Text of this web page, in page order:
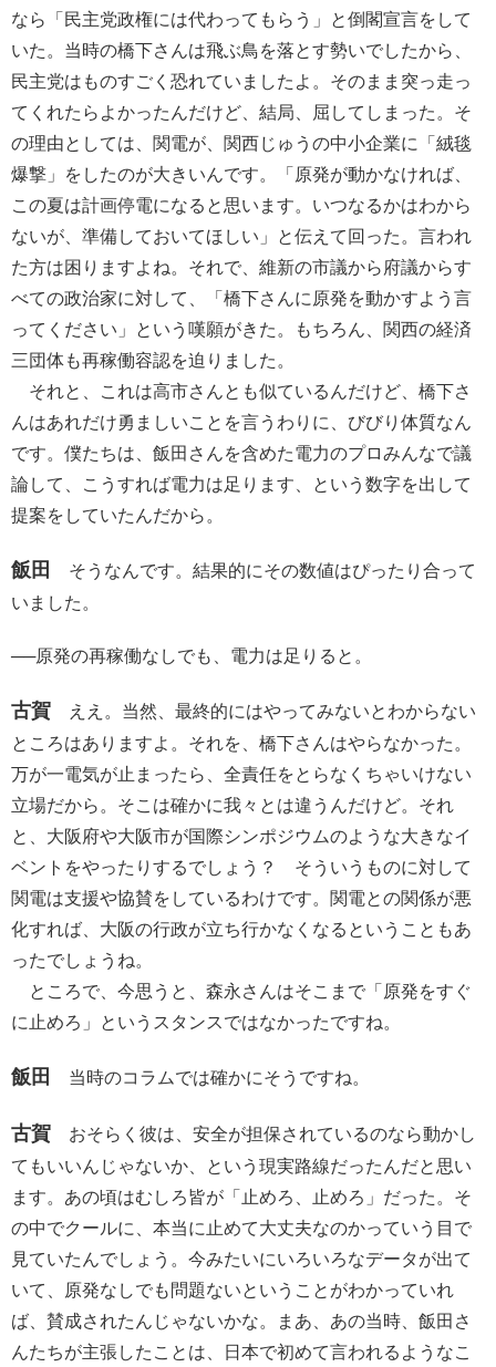
なら「民主党政権には代わってもらう」と倒閣宣言をして
いた。当時の橋下さんは飛ぶ鳥を落とす勢いでしたから、
民主党はものすごく恐れていましたよ。そのまま突っ走っ
てくれたらよかったんだけど、結局、屈してしまった。そ
の理由としては、関電が、関西じゅうの中小企業に「絨毯
爆撃」をしたのが大きいんです。「原発が動かなければ、
この夏は計画停電になると思います。いつなるかはわから
ないが、準備しておいてほしい」と伝えて回った。言われ
た方は困りますよね。それで、維新の市議から府議からす
べての政治家に対して、「橋下さんに原発を動かすよう言
ってください」という嘆願がきた。もちろん、関西の経済
三団体も再稼働容認を迫りました。
それと、これは高市さんとも似ているんだけど、橋下さ
んはあれだけ勇ましいことを言うわりに、びびり体質なん
です。僕たちは、飯田さんを含めた電力のプロみんなで議
論して、こうすれば電力は足ります、という数字を出して
提案をしていたんだから。
飯田
そうなんです。結果的にその数値はぴったり合って
いました。
──原発の再稼働なしでも、電力は足りると。
古賀 ええ。当然、最終的にはやってみないとわからない
ところはありますよ。それを、橋下さんはやらなかった。
万が一電気が止まったら、全責任をとらなくちゃいけない
立場だから。そこは確かに我々とは違うんだけど。それ
と、大阪府や大阪市が国際シンポジウムのような大きなイ
ベントをやったりするでしょう？ そういうものに対して
関電は支援や協賛をしているわけです。関電との関係が悪
化すれば、大阪の行政が立ち行かなくなるということもあ
ったでしょうね。
ところで、今思うと、森永さんはそこまで「原発をすぐ
に止めろ」というスタンスではなかったですね。
飯田 当時のコラムでは確かにそうですね。
古賀 おそらく彼は、安全が担保されているのなら動かし
てもいいんじゃないか、という現実路線だったんだと思い
ます。あの頃はむしろ皆が「止めろ、止めろ」だった。そ
の中でクールに、本当に止めて大丈夫なのかっていう目で
見ていたんでしょう。今みたいにいろいろなデータが出て
いて、原発なしでも問題ないということがわかっていれ
ば、賛成されたんじゃないかな。まあ、あの当時、飯田さ
んたちが主張したことは、日本で初めて言われるようなこ